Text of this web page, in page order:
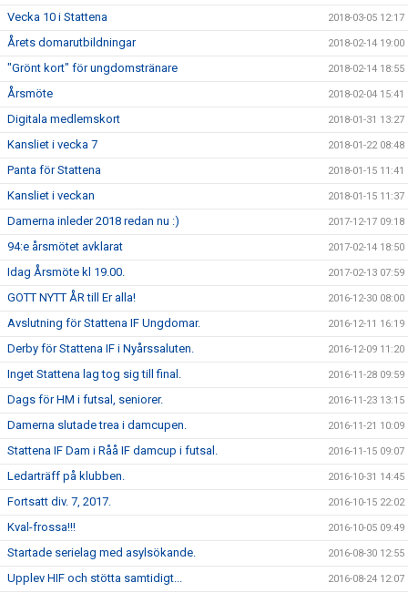
Vecka 10 i Stattena 2018-03-05 12:17
Årets domarutbildningar 2018-02-14 19:00
"Grönt kort" för ungdomstränare 2018-02-14 18:55
Årsmöte 2018-02-04 15:41
Digitala medlemskort 2018-01-31 13:27
Kansliet i vecka 7 2018-01-22 08:48
Panta för Stattena 2018-01-15 11:41
Kansliet i veckan 2018-01-15 11:37
Damerna inleder 2018 redan nu :) 2017-12-17 09:18
94:e årsmötet avklarat 2017-02-14 18:50
Idag Årsmöte kl 19.00. 2017-02-13 07:59
GOTT NYTT ÅR till Er alla! 2016-12-30 08:00
Avslutning för Stattena IF Ungdomar. 2016-12-11 16:19
Derby för Stattena IF i Nyårssaluten. 2016-12-09 11:20
Inget Stattena lag tog sig till final. 2016-11-28 09:59
Dags för HM i futsal, seniorer. 2016-11-23 13:15
Damerna slutade trea i damcupen. 2016-11-21 10:09
Stattena IF Dam i Råå IF damcup i futsal. 2016-11-15 09:07
Ledarträff på klubben. 2016-10-31 14:45
Fortsatt div. 7, 2017. 2016-10-15 22:02
Kval-frossa!!! 2016-10-05 09:49
Startade serielag med asylsökande. 2016-08-30 12:55
Upplev HIF och stötta samtidigt... 2016-08-24 12:07